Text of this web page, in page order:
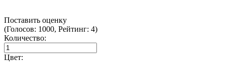
Поставить оценку
(Голосов: 1000, Рейтинг: 4)
Количество:
Цвет: